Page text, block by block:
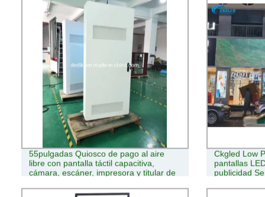
55pulgadas Quiosco de pago al aire
libre con pantalla táctil capacitiva,
cámara, escáner, impresora y titular de
señalización digital y publicidad Player
Ckgled Low
pantallas
publicidad